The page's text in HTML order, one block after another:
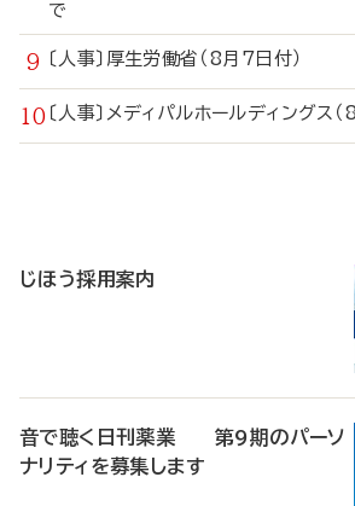
で
〔人事〕厚生労働省（8月7日付）
〔人事〕メディパルホールディングス
じほう採用案内
音で聴く日刊薬業 第9期のパーソ
ナリティを募集します